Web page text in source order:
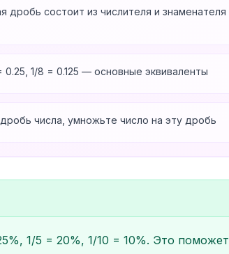
дробь состоит из числителя и знаменателя
0.25, 1/8 = 0.125 — основные эквиваленты
числа, умножьте число на эту дробь
1/5 = 20%, 1/10 = 10%. Это поможет